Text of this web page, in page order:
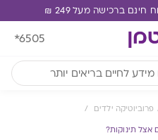
*6505
פרוביוטיקה ילדים
אצל תינוקות?